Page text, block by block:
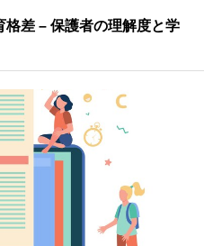
差 – 保護者の理解度と学